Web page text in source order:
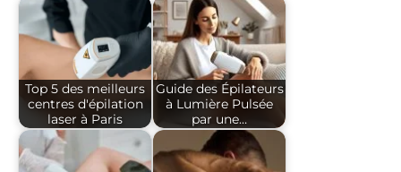
Top 5 des meilleurs
centres d'épilation
laser à Paris
Guide des Épilateurs
à Lumière Pulsée
par une…